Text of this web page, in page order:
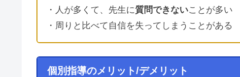
・人が多くて、先生に質問できないことが多い
・周りと比べて自信を失ってしまうことがある
個別指導のメリット/デメリット